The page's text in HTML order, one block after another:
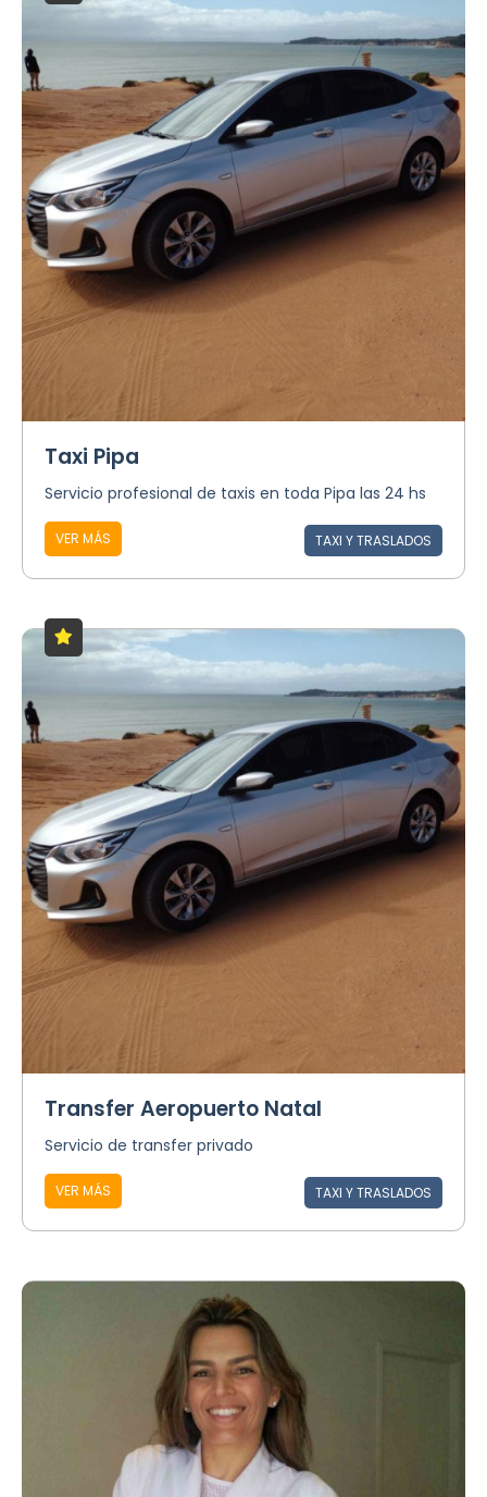
Taxi Pipa
Servicio profesional de taxis en toda Pipa las 24 hs
VER MÁS TAXI Y TRASLADOS
Transfer Aeropuerto Natal
Servicio de transfer privado
VER MÁS TAXI Y TRASLADOS